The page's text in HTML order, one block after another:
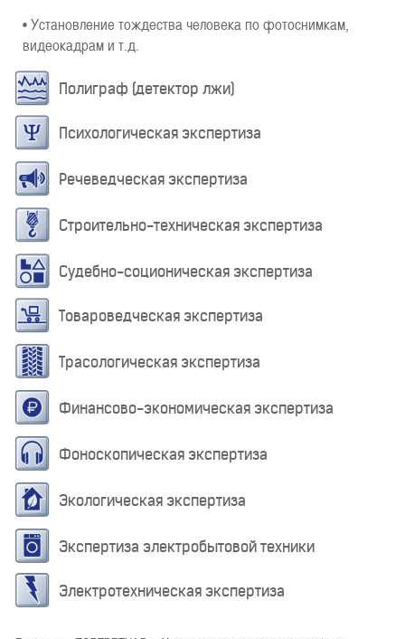
• Установление тождества человека по фотоснимкам,
видеокадрам и т.д.
Полиграф (детектор лжи)
Психологическая экспертиза
Речеведческая экспертиза
Строительно-техническая экспертиза
Судебно-соционическая экспертиза
Товароведческая экспертиза
Трасологическая экспертиза
Финансово-экономическая экспертиза
Фоноскопическая экспертиза
Экологическая экспертиза
Экспертиза электробытовой техники
Электротехническая экспертиза